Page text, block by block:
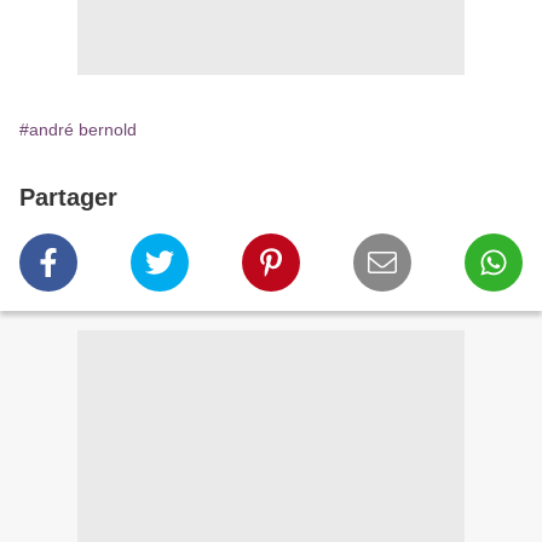
#andré bernold
Partager